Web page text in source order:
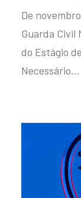
De
Guarda Civil
do Estágio
Necessário…